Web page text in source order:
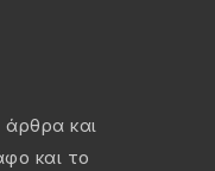
άρθρα και
και το